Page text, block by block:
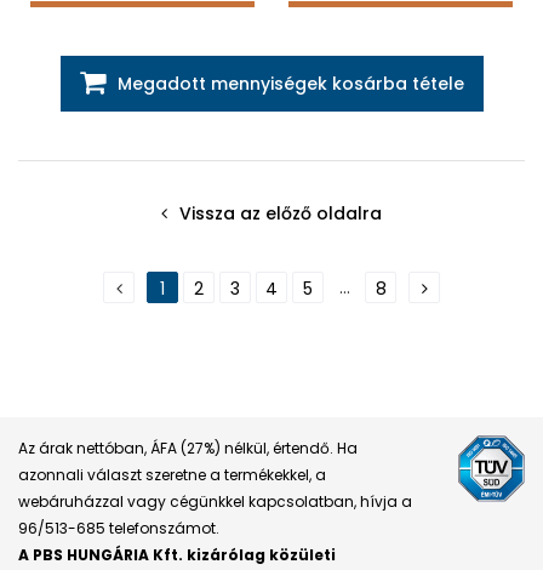
Megadott mennyiségek kosárba tétele
Vissza az előző oldalra
1 2 3 4 5 ... 8
Az árak nettóban, ÁFA (27%) nélkül, értendő. Ha
azonnali választ szeretne a termékekkel, a
webáruházzal vagy cégünkkel kapcsolatban, hívja a
96/513-685 telefonszámot.
A PBS HUNGÁRIA Kft. kizárólag közületi